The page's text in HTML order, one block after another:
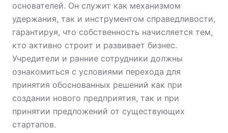
основателей. Он служит как механизмом
удержания, так и инструментом справедливости,
гарантируя, что собственность начисляется тем,
кто активно строит и развивает бизнес.
Учредители и ранние сотрудники должны
ознакомиться с условиями перехода для
принятия обоснованных решений как при
создании нового предприятия, так и при
принятии предложений от существующих
стартапов.